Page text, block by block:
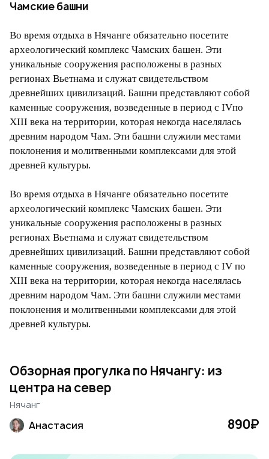
Чамские башни
Во время отдыха в Нячанге обязательно посетите
археологический комплекс Чамских башен. Эти
уникальные сооружения расположены в разных
регионах Вьетнама и служат свидетельством
древнейших цивилизаций. Башни представляют собой
каменные сооружения, возведенные в период с IVпо
XIII века на территории, которая некогда населялась
древним народом Чам. Эти башни служили местами
поклонения и молитвенными комплексами для этой
древней культуры.
Во время отдыха в Нячанге обязательно посетите
археологический комплекс Чамских башен. Эти
уникальные сооружения расположены в разных
регионах Вьетнама и служат свидетельством
древнейших цивилизаций. Башни представляют собой
каменные сооружения, возведенные в период с IV по
XIII века на территории, которая некогда населялась
древним народом Чам. Эти башни служили местами
поклонения и молитвенными комплексами для этой
древней культуры.
Обзорная прогулка по Нячангу: из
центра на север
Нячанг
Анастасия 890₽